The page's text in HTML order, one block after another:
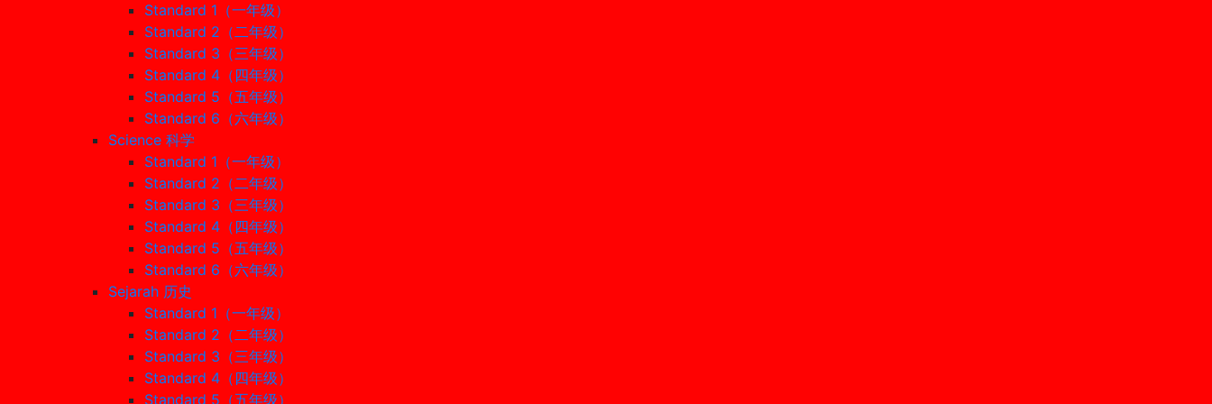
Standard 1（一年级）
Standard 2（二年级）
Standard 3（三年级）
Standard 4（四年级）
Standard 5（五年级）
Standard 6（六年级）
Science 科学
Standard 1（一年级）
Standard 2（二年级）
Standard 3（三年级）
Standard 4（四年级）
Standard 5（五年级）
Standard 6（六年级）
Sejarah 历史
Standard 1（一年级）
Standard 2（二年级）
Standard 3（三年级）
Standard 4（四年级）
Standard 5（五年级）